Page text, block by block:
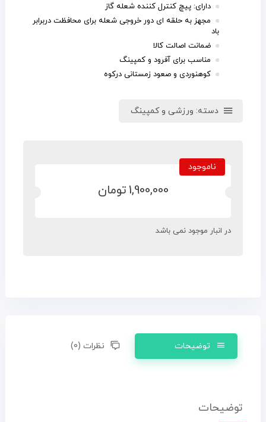
دارای: پیچ کنترل کننده شعله گاز
مجهز به حلقه ای دور خروجی شعله برای محافظت دربرابر
باد
ضمانت اصالت کالا
مناسب برای آفرود و کمپینگ
کوهنوردی و صعود زمستانی درکوه
دسته: ورزشی و کمپینگ
ناموجود
1,900,000 تومان
در انبار موجود نمی باشد
توضیحات نظرات (0)
توضیحات